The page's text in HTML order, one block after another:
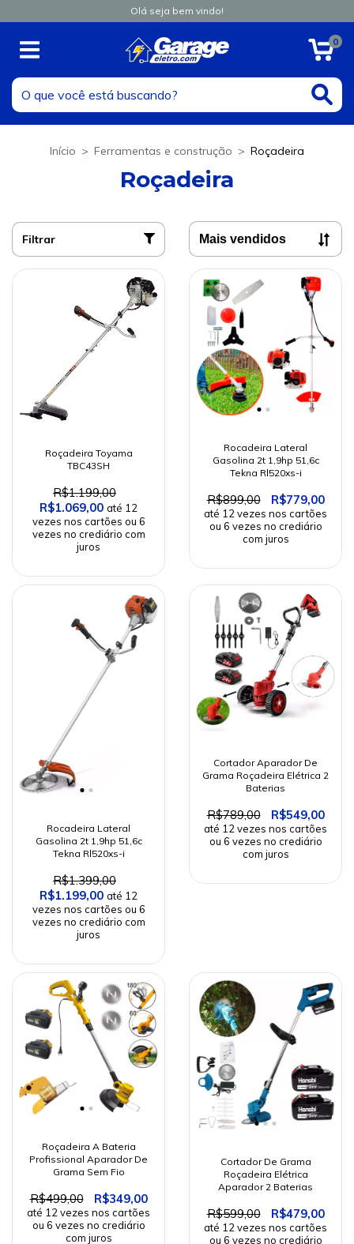
Olá seja bem vindo!
0
Início > Ferramentas e construção > Roçadeira
Roçadeira
Filtrar
Roçadeira Toyama
TBC43SH
R$1.199,00
R$1.069,00
Rocadeira Lateral
Gasolina 2t 1,9hp 51,6c
Tekna Rl520xs-i
R$899,00 R$779,00
Rocadeira Lateral
Gasolina 2t 1,9hp 51,6c
Tekna Rl520xs-i
R$1.399,00
R$1.199,00
Cortador Aparador De
Grama Roçadeira Elétrica 2
Baterias
R$789,00 R$549,00
Roçadeira A Bateria
Profissional Aparador De
Grama Sem Fio
R$499,00 R$349,00
Cortador De Grama
Roçadeira Elétrica
Aparador 2 Baterias
R$599,00 R$479,00